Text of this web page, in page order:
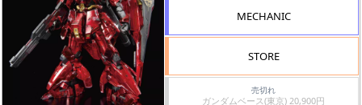
活
MECHANIC
STORE
売切れ
ガンダムベース(東京) 20,900円